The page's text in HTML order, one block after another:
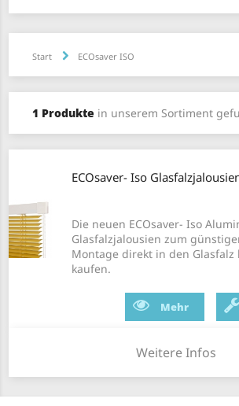
Start ECOsaver ISO
1 Produkte in unserem Sortiment
ECOsaver- Iso
Die neuen ECOsaver- Iso
Glasfalzjalousien zum
Montage direkt in den
kaufen.
Mehr
Weitere Infos